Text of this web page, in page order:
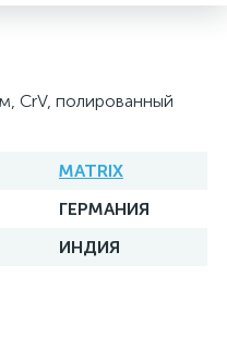
CrV, полированный
MATRIX
ГЕРМАНИЯ
ИНДИЯ